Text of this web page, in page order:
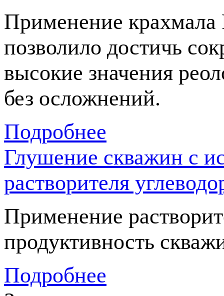
Применение крахмала
позволило достичь
высокие значения
без осложнений.
Подробнее
Глушение скважин с
растворителя
Применение
продуктивность
Подробнее